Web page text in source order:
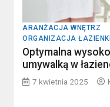
ARANŻACJA WNĘTRZ
ORGANIZACJA ŁAZIENKI
Optymalna
umywalką w
7 kwietnia 2025